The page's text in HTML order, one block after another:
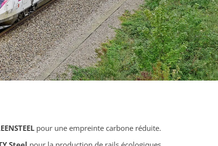
pour une empreinte carbone réduite.